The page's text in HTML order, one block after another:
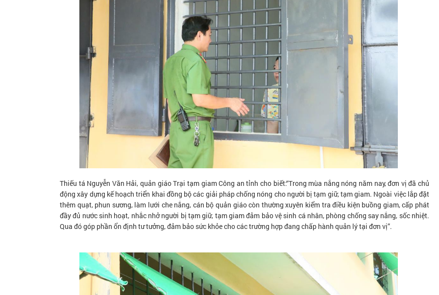
Thiếu tá Nguyễn Văn Hải, quản giáo Trại tạm giam Công an tỉnh cho biết:“Trong mùa nắng nóng năm nay, đơn vị đã chủ
động xây dựng kế hoạch triển khai đồng bộ các giải pháp chống nóng cho người bị tạm giữ, tạm giam. Ngoài việc lắp đặt
thêm quạt, phun sương, làm lưới che nắng, cán bộ quản giáo còn thường xuyên kiểm tra điều kiện buồng giam, cấp phát
đầy đủ nước sinh hoạt, nhắc nhở người bị tạm giữ, tạm giam đảm bảo vệ sinh cá nhân, phòng chống say nắng, sốc nhiệt.
Qua đó góp phần ổn định tư tưởng, đảm bảo sức khỏe cho các trường hợp đang chấp hành quản lý tại đơn vị”.